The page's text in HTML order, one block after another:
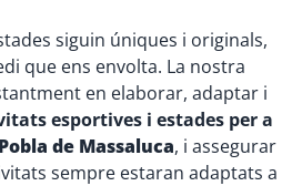
siguin úniques i originals,
que ens envolta. La nostra
en elaborar, adaptar i
esportives i estades per a
de Massaluca, i assegurar
sempre estaran adaptats a